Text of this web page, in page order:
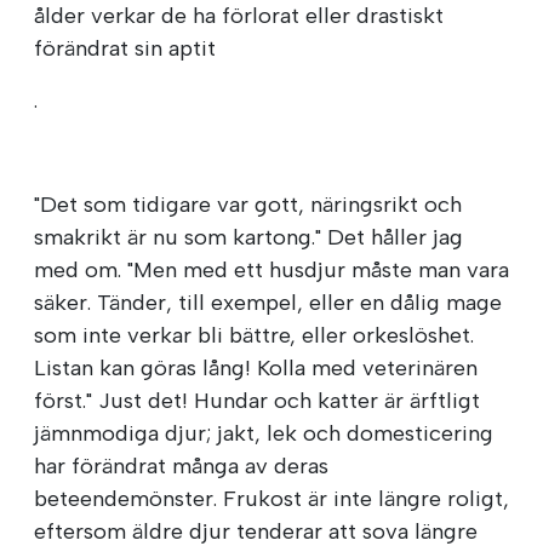
ålder verkar de ha förlorat eller drastiskt
förändrat sin aptit
.
"Det som tidigare var gott, näringsrikt och
smakrikt är nu som kartong." Det håller jag
med om. "Men med ett husdjur måste man vara
säker. Tänder, till exempel, eller en dålig mage
som inte verkar bli bättre, eller orkeslöshet.
Listan kan göras lång! Kolla med veterinären
först." Just det! Hundar och katter är ärftligt
jämnmodiga djur; jakt, lek och domesticering
har förändrat många av deras
beteendemönster. Frukost är inte längre roligt,
eftersom äldre djur tenderar att sova längre